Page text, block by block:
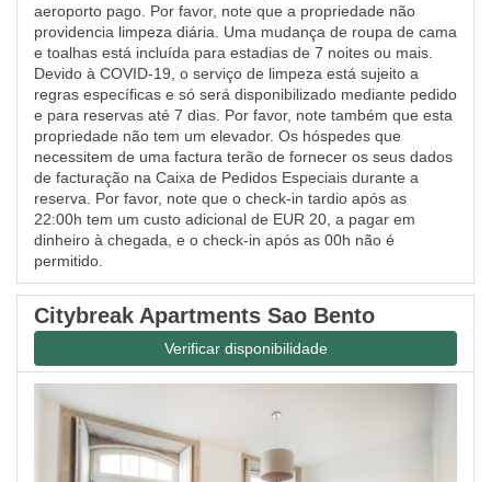
aeroporto pago. Por favor, note que a propriedade não
providencia limpeza diária. Uma mudança de roupa de cama
e toalhas está incluída para estadias de 7 noites ou mais.
Devido à COVID-19, o serviço de limpeza está sujeito a
regras específicas e só será disponibilizado mediante pedido
e para reservas até 7 dias. Por favor, note também que esta
propriedade não tem um elevador. Os hóspedes que
necessitem de uma factura terão de fornecer os seus dados
de facturação na Caixa de Pedidos Especiais durante a
reserva. Por favor, note que o check-in tardio após as
22:00h tem um custo adicional de EUR 20, a pagar em
dinheiro à chegada, e o check-in após as 00h não é
permitido.
Citybreak Apartments Sao Bento
Verificar disponibilidade
Previous